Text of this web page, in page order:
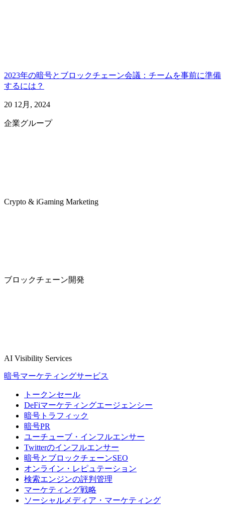
2023年の暗号とブロックチェーン会議：チームを事前に準備
するには？
20 12月, 2024
企業グループ
Crypto & iGaming Marketing
ブロックチェーン開発
AI Visibility Services
暗号マーケティングサービス
トークンセール
DeFiマーケティングエージェンシー
暗号トラフィック
暗号PR
ユーチューブ・インフルエンサー
Twitterのインフルエンサー
暗号とブロックチェーンSEO
オンライン・レピュテーション
検索エンジンの評判管理
マーケティング戦略
ソーシャルメディア・マーケティング